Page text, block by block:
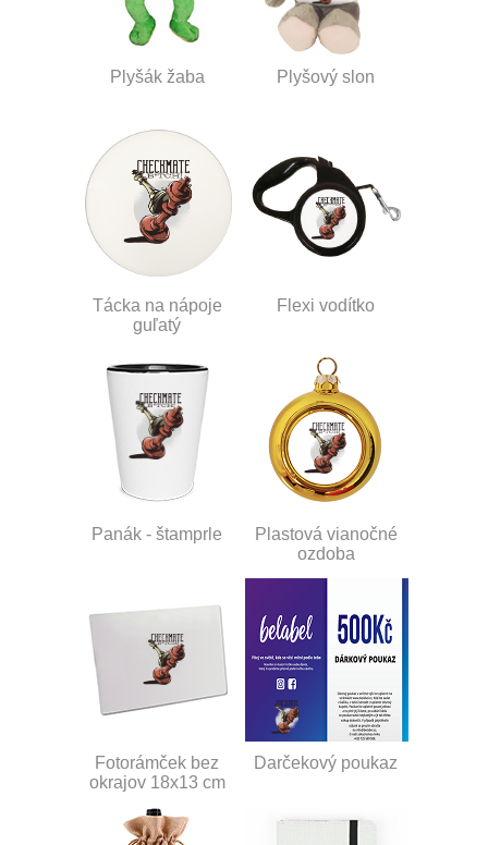
Plyšák žaba Plyšový slon
Tácka na nápoje
guľatý
Flexi vodítko
Panák - štamprle
Plastová vianočné
ozdoba
Fotorámček bez
okrajov 18x13 cm
Darčekový poukaz